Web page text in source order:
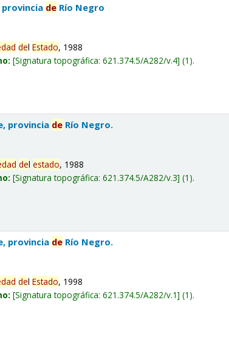
de Río Negro
delEstado, 1988
Signatura topográfica:621.374.5/A282/v.4 (1).
provincia de Río Negro.
delestado, 1988
Signatura topográfica:621.374.5/A282/v.3 (1).
provincia de Río Negro.
delEstado, 1998
Signatura topográfica:621.374.5/A282/v.1 (1).